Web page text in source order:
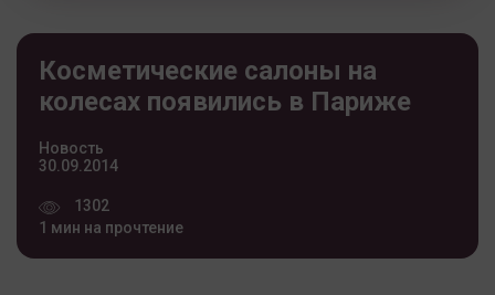
Косметические салоны на
колесах появились в Париже
Новость
30.09.2014
1302
1 мин на прочтение